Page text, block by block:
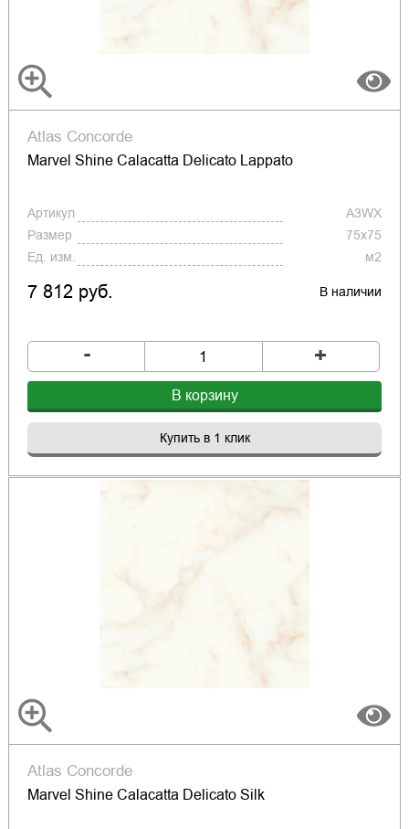
Atlas Concorde
Marvel Shine Calacatta Delicato Lappato
Артикул
A3WX
Размер
75x75
Ед. изм.
м2
7 812 руб. В наличии
- +
В корзину
Купить в 1 клик
Atlas Concorde
Marvel Shine Calacatta Delicato Silk